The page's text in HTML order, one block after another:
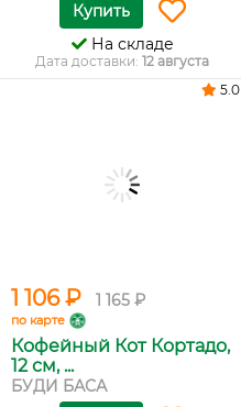
Купить
На складе
Дата доставки: 12 августа
1 106 ₽ 1 165 ₽
по карте
Кофейный Кот Кортадо,
12 см, ...
БУДИ БАСА
5.0